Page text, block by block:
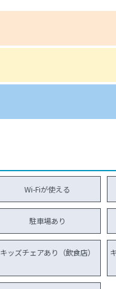
Wi-Fiが使える
駐車場あり
キッズチェアあり（飲食店）